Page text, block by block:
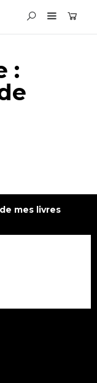
:
mes livres